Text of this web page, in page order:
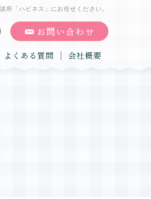
所「ハピネス」にお任せください。
よくある質問 会社概要